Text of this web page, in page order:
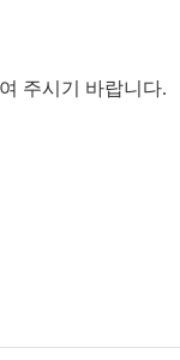
주시기 바랍니다.